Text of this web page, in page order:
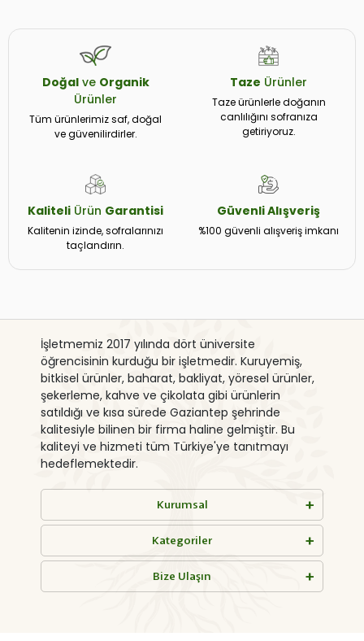
Doğalve Organik
Ürünler
Tüm ürünlerimiz saf, doğal
ve güvenilirdirler.
Taze Ürünler
Taze ürünlerle doğanın
canlılığını sofranıza
getiriyoruz.
Kaliteli Ürün Garantisi
Kalitenin izinde, sofralarınızı
taçlandırın.
GüvenliAlışveriş
%100 güvenli alışveriş imkanı
İşletmemiz 2017 yılında dört üniversite
öğrencisinin kurduğu bir işletmedir. Kuruyemiş,
bitkisel ürünler, baharat, bakliyat, yöresel ürünler,
şekerleme, kahve ve çikolata gibi ürünlerin
satıldığı ve kısa sürede Gaziantep şehrinde
kalitesiyle bilinen bir firma haline gelmiştir. Bu
kaliteyi ve hizmeti tüm Türkiye'ye tanıtmayı
hedeflemektedir.
Kurumsal
Kategoriler
Bize Ulaşın